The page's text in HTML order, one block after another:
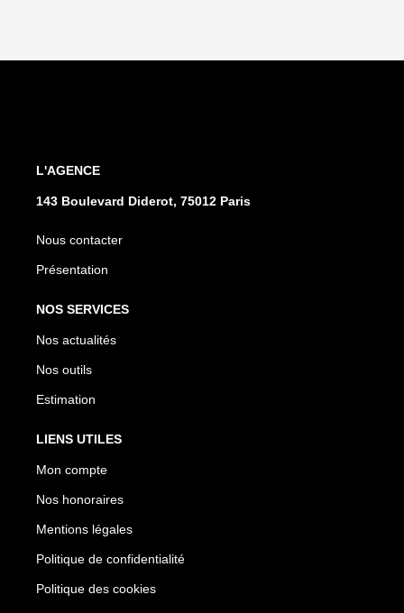
L'AGENCE
143 Boulevard Diderot, 75012 Paris
Nous contacter
Présentation
NOS SERVICES
Nos actualités
Nos outils
Estimation
LIENS UTILES
Mon compte
Nos honoraires
Mentions légales
Politique de confidentialité
Politique des cookies